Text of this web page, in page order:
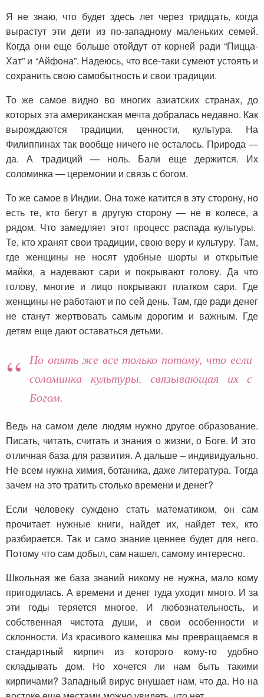
Я не знаю, что будет здесь лет через тридцать, когда
вырастут эти дети из по-западному маленьких семей.
Когда они еще больше отойдут от корней ради “Пицца-
Хат” и “Айфона”. Надеюсь, что все-таки сумеют устоять и
сохранить свою самобытность и свои традиции.
То же самое видно во многих азиатских странах, до
которых эта американская мечта добралась недавно. Как
вырождаются традиции, ценности, культура. На
Филиппинах так вообще ничего не осталось. Природа —
да. А традиций — ноль. Бали еще держится. Их
соломинка — церемонии и связь с богом.
То же самое в Индии. Она тоже катится в эту сторону, но
есть те, кто бегут в другую сторону — не в колесе, а
рядом. Что замедляет этот процесс распада культуры.
Те, кто хранят свои традиции, свою веру и культуру. Там,
где женщины не носят удобные шорты и открытые
майки, а надевают сари и покрывают голову. Да что
голову, многие и лицо покрывают платком сари. Где
женщины не работают и по сей день. Там, где ради денег
не станут жертвовать самым дорогим и важным. Где
детям еще дают оставаться детьми.
Но опять же все только потому, что если
соломинка культуры, связывающая их с
Богом.
Ведь на самом деле людям нужно другое образование.
Писать, читать, считать и знания о жизни, о Боге. И это
отличная база для развития. А дальше – индивидуально.
Не всем нужна химия, ботаника, даже литература. Тогда
зачем на это тратить столько времени и денег?
Если человеку суждено стать математиком, он сам
прочитает нужные книги, найдет их, найдет тех, кто
разбирается. Так и само знание ценнее будет для него.
Потому что сам добыл, сам нашел, самому интересно.
Школьная же база знаний никому не нужна, мало кому
пригодилась. А времени и денег туда уходит много. И за
эти годы теряется многое. И любознательность, и
собственная чистота души, и свои особенности и
склонности. Из красивого камешка мы превращаемся в
стандартный кирпич из которого кому-то удобно
складывать дом. Но хочется ли нам быть такими
кирпичами? Западный вирус внушает нам, что да. Но на